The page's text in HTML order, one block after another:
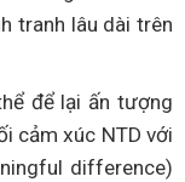
tranh lâu dài trên
để lại ấn tượng
cảm xúc NTD với
difference)